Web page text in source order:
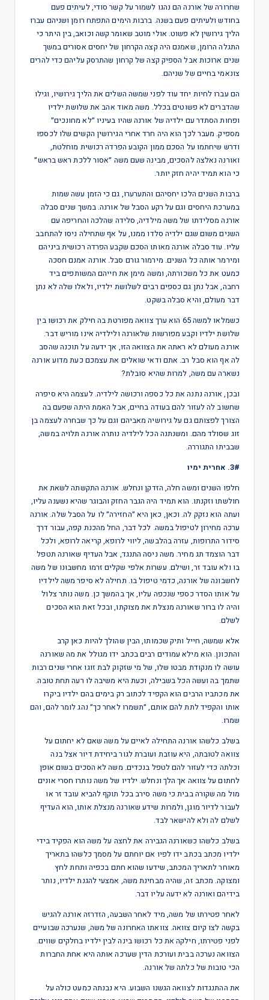
שחרורה של אורנה הם נהגו לשמור על קשר סודי, לעיתים פעם
בחודש ולעיתים פעם בשנה. ברבות הימים התפתח רומן ושניהם עברו
הליך גירושין לא פשוט. אולי מוטב שאומר קשה וכואב, בין היתר כי
התגלה הרומן, שאמנם היה קצה הקרחון של יחסים אסורים במשך
שנים ארוכות אבל הספיק קצה של קרחון שהתרסק עליהם כדי להרים
צונאמי בחיים של שניהם.
הם עברו לחיות יחד עוד לפני שמשה השלים את הליך גירושיו, וגילו
שהדברים לא פשוטים בכלל. משה מאוד אהב את שלושת ילדיו
ופחות הסתדר עם ילדיה של אורנה שהיו בעיניו ״לא מחונכים״
מספיק. מעבר לכך הוא היה חרד אחרי הגירושין הקשים שלו לכספו
ודרש שיחתמו על הסכם ממון הקובע הפרדה רכושית מוחלטת,
ואורנה נאלצה להסכים, מבינה שעם משה ״אסור ללכת ראש בראש״
כי הוא תמיד יהיה חזק יותר.
ברבות השנים הלכו יחסיהם והתערערו, גם כי הזמן עשה שמות
במערכת היחסים וגם על רקע הסבל של אורנה. במשך שנים סבלה
אורנה מסלידתו של משה מילדיה, סלידה שהלכה והחריפה עם
השנים משום שגם ילדיה סלדו ממנו, על אף שתחילה ניסו להתחבב
עליו. עוד סבלה אורנה מאותו הסכם שקבע הפרדה רכושית ביניהם
ומירמר אותה כל השנים. מירמור גורם סבל. אורנה אמנם חסכה
כמעט את כל משכורתה, ומשה מימן את חייהם המשותפים ביד
רחבה, אבל נתן גם כספים רבים לשלושת ילדיו, ולאלו שלה לא נתן
דבר מעולם, והיא סבלה בשקט.
כשמלאו למשה 65 הוא ערך צוואה מפורטת בה חילק את רכושו בין
שלושת ילדיו וקבע מפורשות שלאורנה ולילדיה אינו מוריש דבר.
אורנה מעולם לא ראתה את הצוואה הזו, אך ידעה על תוכנה שהסב
לה אף הוא סבל רב. אתם ודאי שואלים את עצמכם כעת מדוע אורנה
נשארה עם משה, למרות שהיא סובלת?
ובכן, אורנה נתנה את כל כספה ורכושה לילדיה. לעצמה היא סיפרה
שחשוב לה לעזור להם בעודה בחיים, אבל האמת היתה שפעם בה
הצורך לפצותם גם על גירושיה מאביהם וגם על כך שבחרה לעצמה בן
זוג שסולד מהם. ומשנתנה הכל לילדיה נותרה אורנה תלויה במשה,
שבביתו התגוררה.
3#. אחרית ימיו
חלפו השנים ומשה חלה, הזדקן ונחלש. אורנה התקשתה לשאת את
חולשתו וזקנתו. הוא תמיד היה הגבר החזק והבוגר שהיא נשענה עליו,
ועתה הוא נזקק לה. וכאן, כאן היא ״החזירה״ לו על הסבל שלה. אורנה
ערכה מחירון לטיפול במשה. לכל דבר, החל מהכנת קפה, עבור דרך
סידור התרופות, עזרה בהלבשה, ליווי לרופא, קריאה לרופא, ולכל
דבר הוצמד תג מחיר. משה ניסה התנגד, אבל העדיף שאורנה תטפל
בו ולא עובד זר, ושילם. עשרות אלפי שקלים זרמו מחשבונו של משה
לחשבונה של אורנה, כדמי טיפול בו. תחילה לא סיפר משה לילדיו
על אותו הסדר כספי שנכפה עליו, אך בהמשך כן. משה נותר צלול
והיה לו ברור שאורנה מנצלת את מצוקתו, ובכל זאת הוא הסכים
לשלם.
אלא שמשה, חייל ותיק שכמותו, הבין שהולך להיות כאן קרב
והתכונן. הוא מילא עמודים רבים בכתב ידו מגולל את מה שאורנה
עושה לו מנקודת מבטו שלו, של מי שזקוק לבת זוגו אחרי שנים רבות
שתמך בה ועשה הכל בשבילה, וכעת היא משיבה לו רעה תחת טובה.
את מכתביו הרבים הוא הקפיד לכתוב רק בימים בהם ילדיו ביקרו
אותו והקפיד לתת להם אותם, ״תשמרו לאחר כך״ נהג לומר להם, והם
שמרו.
בשלב כלשהו אורנה התחילה לאיים על משה שאם לא יחתום על
צוואה לטובתה, היא עוזבת ועוברת לגור ביחידת דיור אצל בנה
וכלתה כדי לעזור להם לטפל בנכדים. משה לא הסכים בשום אופן
לחתום על צוואה אך הלך ונחלש. ילדיו של משה נותרו חסרי אונים
מול מה שקורה בבית כי משה סירב בכל תוקף להביא עובד זר או
לעבור לדיור מוגן, ולמרות שידע שאורנה מנצלת אותו, הוא העדיף
לשלם לה ולא להישאר לבד.
בשלב כלשהו כשאורנה הגבירה את לחצה על משה הוא הפקיד בידי
ילדיו מכתב בכתב ידו לפיו אם יוחתם על מסמך כלשהו בתאריך
מאוחר לתאריך המכתב, שידעו שהוא חתם בכפיה ותחת לחץ
ומצוקה. מכתב זה, שהיה מבחינת משה, אמצעי להגנת ילדיו, נותר
בידיהם ואורנה לא ידעה עליו דבר.
לאחר פטירתו של משה, מיד לאחר השבעה, הזדרזה אורנה להגיש
בקשה לצו קיום צוואה. צוואתו האחרונה של משה, שנערכה שבועיים
לפני פטירתו, חילקה את כל רכושו בינה לבין ילדיו בחלקים שווים.
הצוואה נערכה בבית ועורכת הדין שערכה אותה היא אחת החברות
הכי טובות של כלתה של אורנה.
את ההתנגדות לצוואה הגשנו השבוע. היא נבנתה כמעט כולה על